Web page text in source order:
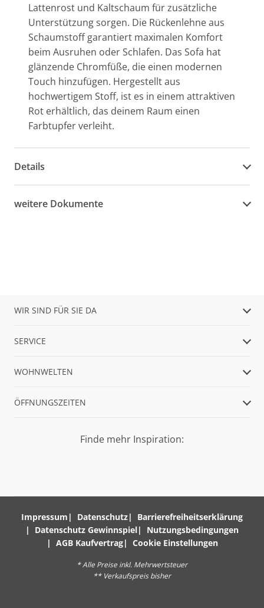
Lattenrost und Kaltschaum für zusätzliche
Unterstützung sorgen. Die Rückenlehne aus
Schaumstoff garantiert maximalen Komfort
beim Ausruhen oder Schlafen. Das Sofa hat
glänzende Chromfüße, die einen modernen
Touch hinzufügen. Hergestellt aus
hochwertigem Stoff, ist es in einem attraktiven
Rot erhältlich, das deinem Raum einen
Farbtupfer verleiht.
Details
weitere Dokumente
WIR SIND FÜR SIE DA
SERVICE
WOHNWELTEN
ÖFFNUNGSZEITEN
Finde mehr Inspiration:
Impressum Datenschutz
Barrierefreiheitserklärung
Datenschutz Gewinnspiel
Nutzungsbedingungen
AGB Kaufvertrag
Cookie Einstellungen
* Alle Preise inkl. Mehrwertsteuer
** Verkaufspreis bisher